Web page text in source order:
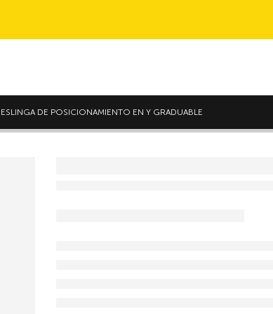
ESLINGA DE POSICIONAMIENTO EN Y GRADUABLE